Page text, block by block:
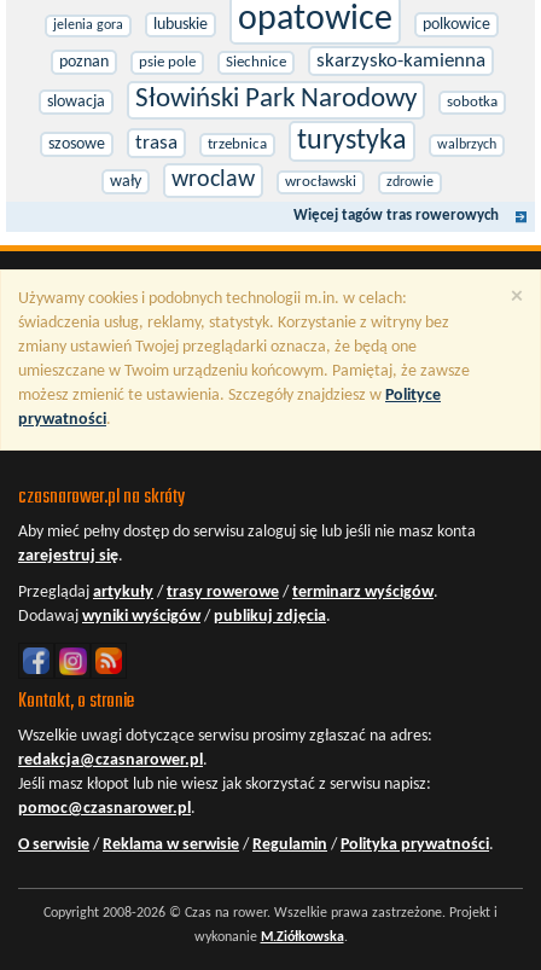
jelenia gora lubuskie opatowice polkowice
poznan psie pole Siechnice skarzysko-kamienna
slowacja Słowiński Park Narodowy sobotka
szosowe trasa trzebnica turystyka walbrzych
wały wroclaw wrocławski zdrowie
Więcej tagów tras rowerowych
×
Używamy cookies i podobnych technologii m.in. w celach:
świadczenia usług, reklamy, statystyk. Korzystanie z witryny bez
zmiany ustawień Twojej przeglądarki oznacza, że będą one
umieszczane w Twoim urządzeniu końcowym. Pamiętaj, że zawsze
możesz zmienić te ustawienia. Szczegóły znajdziesz w Polityce
prywatności.
czasnarower.pl na skróty
Aby mieć pełny dostęp do serwisu zaloguj się lub jeśli nie masz konta
zarejestruj się.
Przeglądaj artykuły / trasy rowerowe / terminarz wyścigów.
Dodawaj wyniki wyścigów/ publikuj zdjęcia.
Kontakt, o stronie
Wszelkie uwagi dotyczące serwisu prosimy zgłaszać na adres:
redakcja@czasnarower.pl.
Jeśli masz kłopot lub nie wiesz jak skorzystać z serwisu napisz:
pomoc@czasnarower.pl.
O serwisie / Reklama w serwisie / Regulamin / Polityka prywatności.
Copyright 2008-2026 © Czas na rower. Wszelkie prawa zastrzeżone. Projekt i
wykonanie M.Ziółkowska.